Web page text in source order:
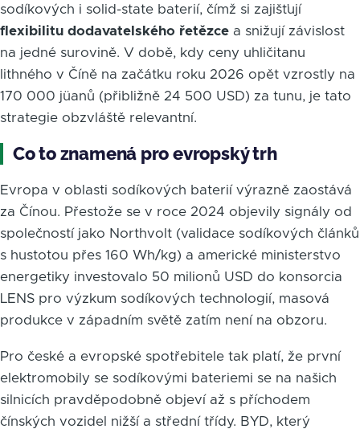
sodíkových i solid-state baterií, čímž si zajišťují
flexibilitu dodavatelského řetězce a snižují závislost
na jedné surovině. V době, kdy ceny uhličitanu
lithného v Číně na začátku roku 2026 opět vzrostly na
170 000 jüanů (přibližně 24 500 USD) za tunu, je tato
strategie obzvláště relevantní.
Co to znamená pro evropský trh
Evropa v oblasti sodíkových baterií výrazně zaostává
za Čínou. Přestože se v roce 2024 objevily signály od
společností jako Northvolt (validace sodíkových článků
s hustotou přes 160 Wh/kg) a americké ministerstvo
energetiky investovalo 50 milionů USD do konsorcia
LENS pro výzkum sodíkových technologií, masová
produkce v západním světě zatím není na obzoru.
Pro české a evropské spotřebitele tak platí, že první
elektromobily se sodíkovými bateriemi se na našich
silnicích pravděpodobně objeví až s příchodem
čínských vozidel nižší a střední třídy. BYD, který